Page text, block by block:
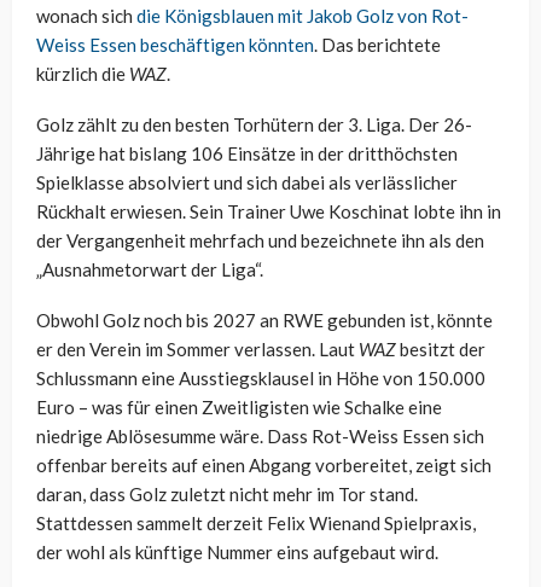
wonach sich die Königsblauen mit Jakob Golz von Rot-
Weiss Essen beschäftigen könnten. Das berichtete
kürzlich die WAZ.
Golz zählt zu den besten Torhütern der 3. Liga. Der 26-
Jährige hat bislang 106 Einsätze in der dritthöchsten
Spielklasse absolviert und sich dabei als verlässlicher
Rückhalt erwiesen. Sein Trainer Uwe Koschinat lobte ihn in
der Vergangenheit mehrfach und bezeichnete ihn als den
„Ausnahmetorwart der Liga“.
Obwohl Golz noch bis 2027 an RWE gebunden ist, könnte
er den Verein im Sommer verlassen. Laut WAZbesitzt der
Schlussmann eine Ausstiegsklausel in Höhe von 150.000
Euro – was für einen Zweitligisten wie Schalke eine
niedrige Ablösesumme wäre. Dass Rot-Weiss Essen sich
offenbar bereits auf einen Abgang vorbereitet, zeigt sich
daran, dass Golz zuletzt nicht mehr im Tor stand.
Stattdessen sammelt derzeit Felix Wienand Spielpraxis,
der wohl als künftige Nummer eins aufgebaut wird.